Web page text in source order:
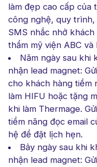
làm đẹp cao cấp của
công nghệ, quy trình,
SMS nhắc nhở
thẩm mỹ viện ABC
Năm ngày sau khi
nhận lead magnet:
cho khách hàng tiềm
làm HIFU hoặc tặng
khi làm Thermage.
tiềm năng đọc email
hệ để đặt lịch hẹn.
Bảy ngày sau khi
nhận lead magnet: